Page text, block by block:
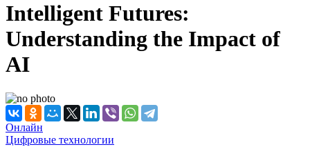
Intelligent Futures:
Understanding the Impact of
AI
Онлайн
Цифровые технологии